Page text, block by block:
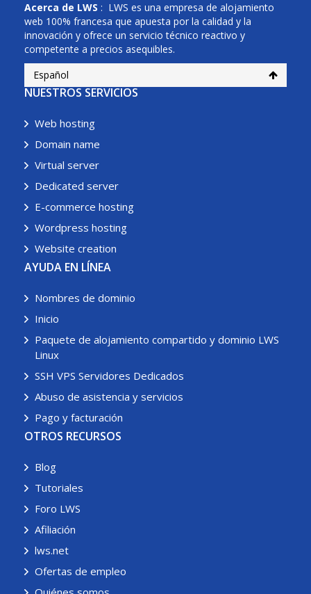
Acerca de LWS : LWS es una empresa de alojamiento
web 100% francesa que apuesta por la calidad y la
innovación y ofrece un servicio técnico reactivo y
competente a precios asequibles.
Español
NUESTROS SERVICIOS
Web hosting
Domain name
Virtual server
Dedicated server
E-commerce hosting
Wordpress hosting
Website creation
AYUDA EN LÍNEA
Nombres de dominio
Inicio
Paquete de alojamiento compartido y dominio LWS
Linux
SSH VPS Servidores Dedicados
Abuso de asistencia y servicios
Pago y facturación
OTROS RECURSOS
Blog
Tutoriales
Foro LWS
Afiliación
lws.net
Ofertas de empleo